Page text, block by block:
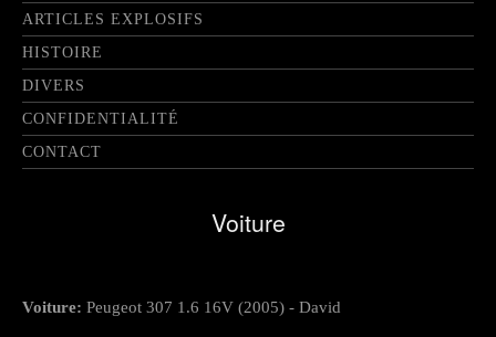
ARTICLES EXPLOSIFS
HISTOIRE
DIVERS
CONFIDENTIALITÉ
CONTACT
Voiture
Voiture: Peugeot 307 1.6 16V (2005) - David